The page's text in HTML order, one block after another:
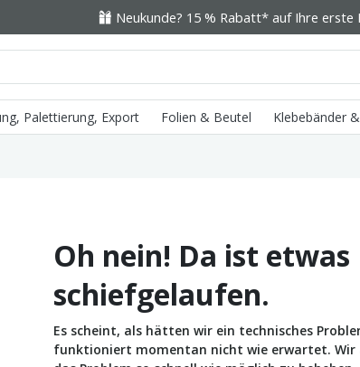
Neukunde? 15 % Rabatt* auf Ihre erste
Palettierung, Export Folien & Beutel Klebebänder
Oh nein! Da ist etwas
schiefgelaufen.
Es scheint, als hätten wir ein technisches
funktioniert momentan nicht wie erwartet. Wir